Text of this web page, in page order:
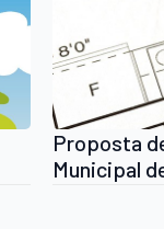
Proposta
Municipal